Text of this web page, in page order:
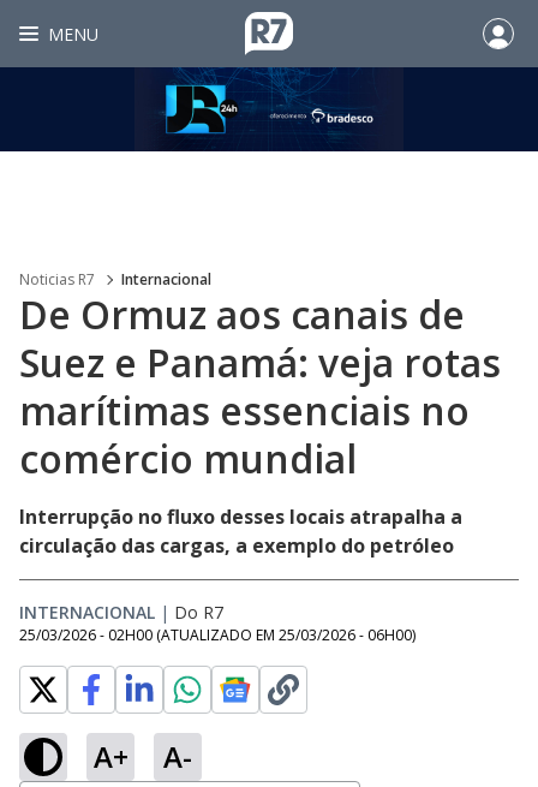
MENU
Noticias R7 Internacional
De Ormuz aos canais de
Suez e Panamá: veja rotas
marítimas essenciais no
comércio mundial
Interrupção no fluxo desses locais atrapalha a
circulação das cargas, a exemplo do petróleo
INTERNACIONAL | Do R7
25/03/2026 - 02H00 (ATUALIZADO EM 25/03/2026 - 06H00)
A+ A-